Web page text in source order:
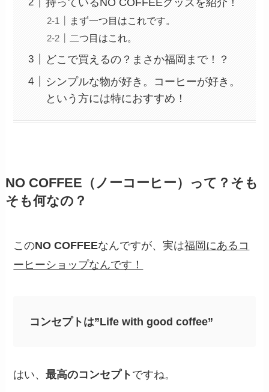
まず一つ目はこれです。
二つ目はこれ。
どこで買えるの？まさか福岡まで！？
シンプルな物が好き。コーヒーが好き。
という方には特におすすめ！
NO COFFEE（ノーコーヒー）って？そも
そも何なの？
このNO COFFEEなんですが、実は福岡にあるコ
ーヒーショップなんです！
コンセプトは”Life with good coffee”
はい、最高のコンセプト ですね。